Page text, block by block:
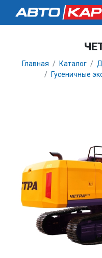
Главная Каталог
Гусеничные